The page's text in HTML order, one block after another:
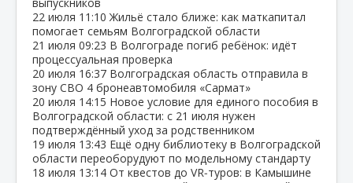
22 июля 11:10 Жильё стало ближе: как маткапитал
помогает семьям Волгоградской области
21 июля 09:23 В Волгограде погиб ребёнок: идёт
процессуальная проверка
20 июля 16:37 Волгоградская область отправила в
зону СВО 4 бронеавтомобиля «Сармат»
20 июля 14:15 Новое условие для единого пособия в
Волгоградской области: с 21 июля нужен
подтверждённый уход за родственником
19 июля 13:43 Ещё одну библиотеку в Волгоградской
области переоборудуют по модельному стандарту
18 июля 13:14 От квестов до VR‑туров: в Камышине